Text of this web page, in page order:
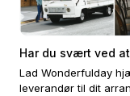
Har du svært ved
Lad Wonderfulday
leverandør til dit